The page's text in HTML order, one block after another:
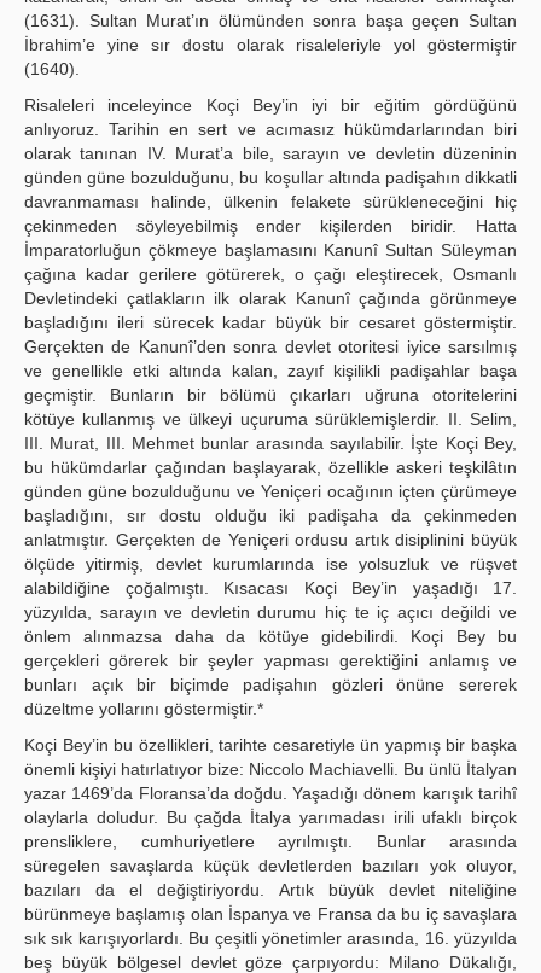
(1631). Sultan Murat’ın ölümünden sonra başa geçen Sultan
İbrahim’e yine sır dostu olarak risaleleriyle yol göstermiştir
(1640).
Risaleleri inceleyince Koçi Bey’in iyi bir eğitim gördüğünü
anlıyoruz. Tarihin en sert ve acımasız hükümdarlarından biri
olarak tanınan IV. Murat’a bile, sarayın ve devletin düzeninin
günden güne bozulduğunu, bu koşullar altında padişahın dikkatli
davranmaması halinde, ülkenin felakete sürükleneceğini hiç
çekinmeden söyleyebilmiş ender kişilerden biridir. Hatta
İmparatorluğun çökmeye başlamasını Kanunî Sultan Süleyman
çağına kadar gerilere götürerek, o çağı eleştirecek, Osmanlı
Devletindeki çatlakların ilk olarak Kanunî çağında görünmeye
başladığını ileri sürecek kadar büyük bir cesaret göstermiştir.
Gerçekten de Kanunî’den sonra devlet otoritesi iyice sarsılmış
ve genellikle etki altında kalan, zayıf kişilikli padişahlar başa
geçmiştir. Bunların bir bölümü çıkarları uğruna otoritelerini
kötüye kullanmış ve ülkeyi uçuruma sürüklemişlerdir. II. Selim,
III. Murat, III. Mehmet bunlar arasında sayılabilir. İşte Koçi Bey,
bu hükümdarlar çağından başlayarak, özellikle askeri teşkilâtın
günden güne bozulduğunu ve Yeniçeri ocağının içten çürümeye
başladığını, sır dostu olduğu iki padişaha da çekinmeden
anlatmıştır. Gerçekten de Yeniçeri ordusu artık disiplinini büyük
ölçüde yitirmiş, devlet kurumlarında ise yolsuzluk ve rüşvet
alabildiğine çoğalmıştı. Kısacası Koçi Bey’in yaşadığı 17.
yüzyılda, sarayın ve devletin durumu hiç te iç açıcı değildi ve
önlem alınmazsa daha da kötüye gidebilirdi. Koçi Bey bu
gerçekleri görerek bir şeyler yapması gerektiğini anlamış ve
bunları açık bir biçimde padişahın gözleri önüne sererek
düzeltme yollarını göstermiştir.*
Koçi Bey’in bu özellikleri, tarihte cesaretiyle ün yapmış bir başka
önemli kişiyi hatırlatıyor bize: Niccolo Machiavelli. Bu ünlü İtalyan
yazar 1469’da Floransa’da doğdu. Yaşadığı dönem karışık tarihî
olaylarla doludur. Bu çağda İtalya yarımadası irili ufaklı birçok
prensliklere, cumhuriyetlere ayrılmıştı. Bunlar arasında
süregelen savaşlarda küçük devletlerden bazıları yok oluyor,
bazıları da el değiştiriyordu. Artık büyük devlet niteliğine
bürünmeye başlamış olan İspanya ve Fransa da bu iç savaşlara
sık sık karışıyorlardı. Bu çeşitli yönetimler arasında, 16. yüzyılda
beş büyük bölgesel devlet göze çarpıyordu: Milano Dükalığı,